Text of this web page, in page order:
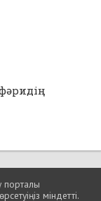
порталы
міндетті.